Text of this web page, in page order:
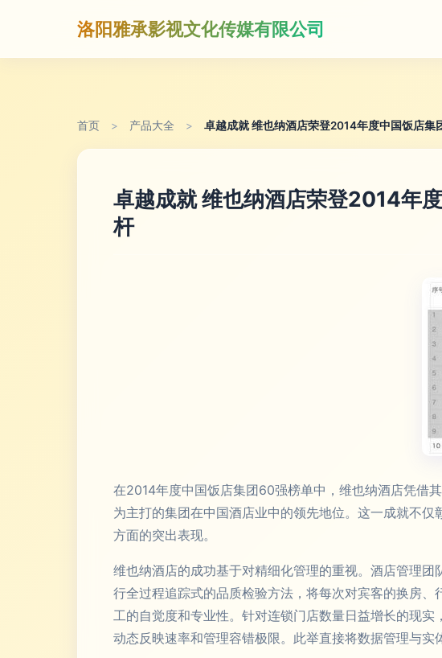
洛阳雅承影视文化传媒有限公司
首页 > 产品大全 > 卓越成就 维也纳酒店荣登2014年度中国饭店
卓越成就 维也纳酒店荣登2014年
杆
在2014年度中国饭店集团60强榜单中，维也纳酒店凭借
为主打的集团在中国酒店业中的领先地位。这一成就不
方面的突出表现。
维也纳酒店的成功基于对精细化管理的重视。酒店管理
行全过程追踪式的品质检验方法，将每次对宾客的换房
工的自觉度和专业性。针对连锁门店数量日益增长的现
动态反映速率和管理容错极限。此举直接将数据管理与实